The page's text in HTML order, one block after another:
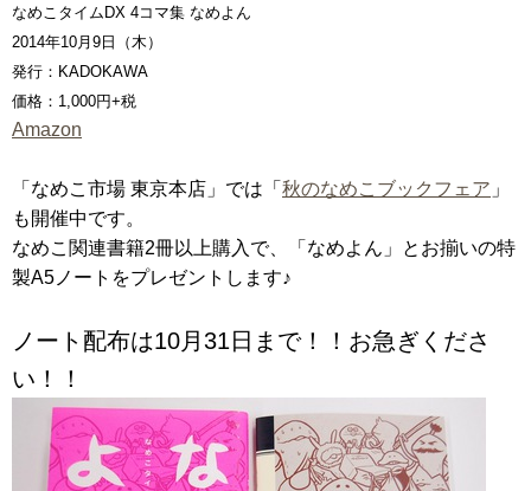
なめこタイムDX 4コマ集 なめよん
2014年10月9日（木）
発行：KADOKAWA
価格：1,000円+税
Amazon
「なめこ市場 東京本店」では「 秋のなめこブックフェア 」
も開催中です。
なめこ関連書籍2冊以上購入で、「なめよん」とお揃いの特
製A5ノートをプレゼントします♪
ノート配布は10月31日まで！！お急ぎくださ
い！！